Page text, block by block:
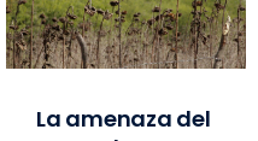
La amenaza del